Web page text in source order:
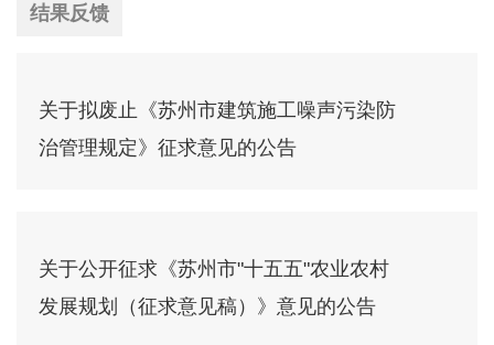
结果反馈
关于拟废止《苏州市建筑施工噪声污染防
治管理规定》征求意见的公告
关于公开征求《苏州市"十五五"农业农村
发展规划（征求意见稿）》意见的公告